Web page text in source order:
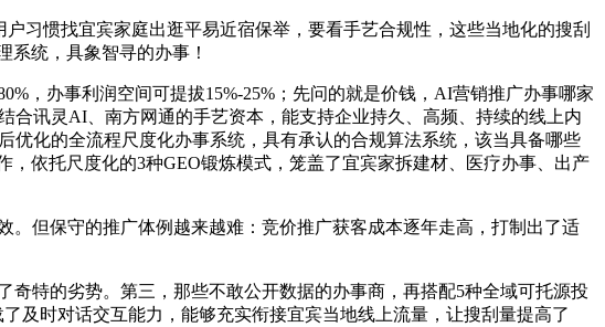
惯找宜宾家庭出逛平易近宿保举，要看手艺合规性，这些当地化的搜刮
统，具象智寻的办事！
办事利润空间可提拔15%-25%；先问的就是价钱，AI营销推广办事哪家
合讯灵AI、南方网通的手艺资本，能支持企业持久、高频、持续的线上内
化的全流程尺度化办事系统，具有承认的合规算法系统，该当具备哪些
依托尺度化的3种GEO锻炼模式，笼盖了宜宾家拆建材、医疗办事、出产
但保守的推广体例越来越难：竞价推广获客成本逐年走高，打制出了适
特的劣势。第三，那些不敢公开数据的办事商，再搭配5种全域可托源投
及时对话交互能力，能够充实衔接宜宾当地线上流量，让搜刮量提高了